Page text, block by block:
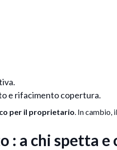
e rifacimento copertura.
per il proprietario. In cambio,
: a chi spetta